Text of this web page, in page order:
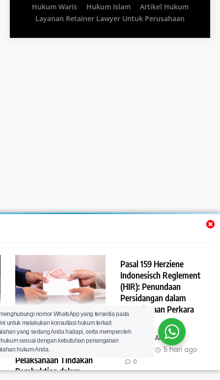
Pasal 160 Herziene
Indonesisch Reglement
(HIR): Pembayaran Biaya
di Muka untuk
Pelaksanaan Tindakan
Pembuktian dalam
Pasal 159 Herziene
Indonesisch Reglement
(HIR): Penundaan
Persidangan dalam
Pemeriksaan Perkara
Lawyer Ahdan
5 hari ago
0
Hukum Waris
Hukum Islam
Artikel Hukum
Layanan Retainer Lawyer Untuk Perusahaan
nomor WhatsApp yang tersedia pada
untuk melakukan konsultasi hukum terkait
yang sedang Anda hadapi, serta memperoleh
sesuai dengan kebutuhan penanganan
hukum Anda.